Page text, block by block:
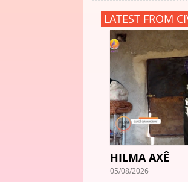
LATEST FROM
HILMA AXÊ
05/08/2026